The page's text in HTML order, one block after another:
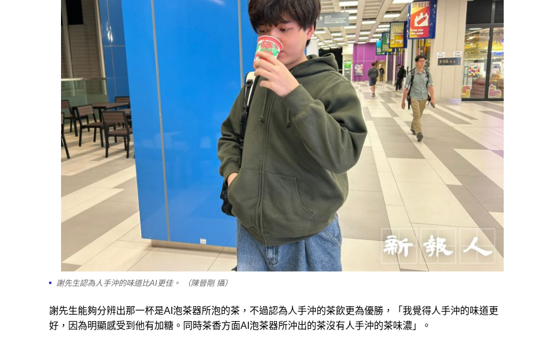
謝先生認為人手沖的味道比AI更佳。 （陳晉剛 攝）
謝先生能夠分辨出那一杯是AI泡茶器所泡的茶，不過認為人手沖的茶飲更為優勝，「我覺得人手沖的味道更
好，因為明顯感受到他有加糖。同時茶香方面AI泡茶器所沖出的茶沒有人手沖的茶味濃」。